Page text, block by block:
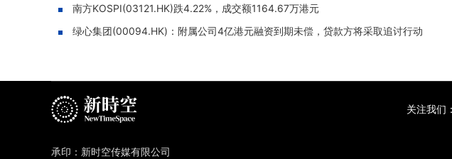
南方KOSPI(03121.HK)跌4.22%，成交额1164.67万港元
绿心集团(00094.HK)：附属公司4亿港元融资到期未偿，贷款方将采取追讨行动
关注我们：
承印：新时空传媒有限公司